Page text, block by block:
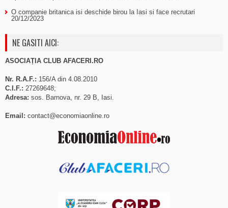
O companie britanica isi deschide birou la Iasi si face recrutari
20/12/2023
NE GASITI AICI:
ASOCIAȚIA CLUB AFACERI.RO
Nr. R.A.F.: 156/A din 4.08.2010
C.I.F.: 27269648;
Adresa: sos. Barnova, nr. 29 B, Iasi.
Email: contact@economiaonline.ro